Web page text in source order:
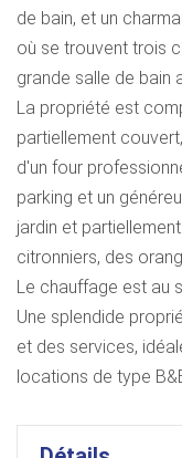
de bain, et un
où se trouvent trois
grande salle de bain
La propriété est
partiellement
d'un four
parking et un
jardin et
citronniers, des
Le chauffage est au
Une splendide
et des services,
locations de type